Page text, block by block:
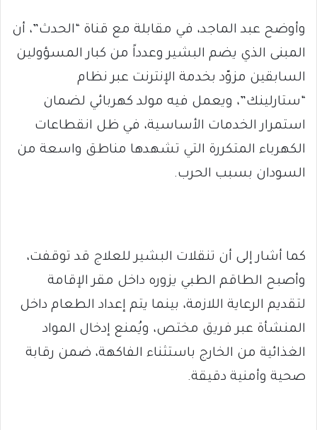
وأوضح عبد الماجد، في مقابلة مع قناة “الحدث”، أن
المبنى الذي يضم البشير وعدداً من كبار المسؤولين
السابقين مزوّد بخدمة الإنترنت عبر نظام
“ستارلينك”، ويعمل فيه مولد كهربائي لضمان
استمرار الخدمات الأساسية، في ظل انقطاعات
الكهرباء المتكررة التي تشهدها مناطق واسعة من
السودان بسبب الحرب.
كما أشار إلى أن تنقلات البشير للعلاج قد توقفت،
وأصبح الطاقم الطبي يزوره داخل مقر الإقامة
لتقديم الرعاية اللازمة، بينما يتم إعداد الطعام داخل
المنشأة عبر فريق مختص، ويُمنع إدخال المواد
الغذائية من الخارج باستثناء الفاكهة، ضمن رقابة
صحية وأمنية دقيقة.